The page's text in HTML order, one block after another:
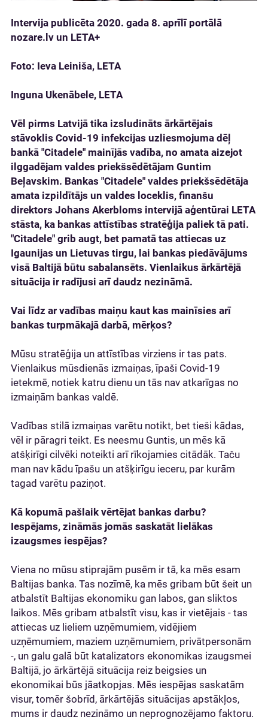
Intervija publicēta 2020. gada 8. aprīlī portālā
nozare.lv un LETA+
Foto: Ieva Leiniša, LETA
Inguna Ukenābele, LETA
Vēl pirms Latvijā tika izsludināts ārkārtējais
stāvoklis Covid-19 infekcijas uzliesmojuma dēļ
bankā "Citadele" mainījās vadība, no amata aizejot
ilggadējam valdes priekšsēdētājam Guntim
Beļavskim. Bankas "Citadele" valdes priekšsēdētāja
amata izpildītājs un valdes loceklis, finanšu
direktors Johans Akerbloms intervijā aģentūrai LETA
stāsta, ka bankas attīstības stratēģija paliek tā pati.
"Citadele" grib augt, bet pamatā tas attiecas uz
Igaunijas un Lietuvas tirgu, lai bankas piedāvājums
visā Baltijā būtu sabalansēts. Vienlaikus ārkārtējā
situācija ir radījusi arī daudz nezināmā.
Vai līdz ar vadības maiņu kaut kas mainīsies arī
bankas turpmākajā darbā, mērķos?
Mūsu stratēģija un attīstības virziens ir tas pats.
Vienlaikus mūsdienās izmaiņas, īpaši Covid-19
ietekmē, notiek katru dienu un tās nav atkarīgas no
izmaiņām bankas valdē.
Vadības stilā izmaiņas varētu notikt, bet tieši kādas,
vēl ir pāragri teikt. Es neesmu Guntis, un mēs kā
atšķirīgi cilvēki noteikti arī rīkojamies citādāk. Taču
man nav kādu īpašu un atšķirīgu ieceru, par kurām
tagad varētu paziņot.
Kā kopumā pašlaik vērtējat bankas darbu?
Iespējams, zināmās jomās saskatāt lielākas
izaugsmes iespējas?
Viena no mūsu stiprajām pusēm ir tā, ka mēs esam
Baltijas banka. Tas nozīmē, ka mēs gribam būt šeit un
atbalstīt Baltijas ekonomiku gan labos, gan sliktos
laikos. Mēs gribam atbalstīt visu, kas ir vietējais - tas
attiecas uz lieliem uzņēmumiem, vidējiem
uzņēmumiem, maziem uzņēmumiem, privātpersonām
-, un galu galā būt katalizators ekonomikas izaugsmei
Baltijā, jo ārkārtējā situācija reiz beigsies un
ekonomikai būs jāatkopjas. Mēs iespējas saskatām
visur, tomēr šobrīd, ārkārtējās situācijas apstākļos,
mums ir daudz nezināmo un neprognozējamo faktoru.